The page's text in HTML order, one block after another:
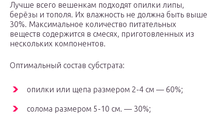
Лучше всего вешенкам подходят опилки липы,
берёзы и тополя. Их влажность не должна быть выше
30%. Максимальное количество питательных
веществ содержится в смесях, приготовленных из
нескольких компонентов.
Оптимальный состав субстрата:
опилки или щепа размером 2-4 см — 60%;
солома размером 5-10 см. — 30%;